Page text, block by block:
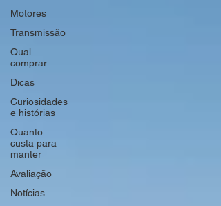
Motores
Transmissão
Qual
comprar
Dicas
Curiosidades
e histórias
Quanto
custa para
manter
Avaliação
Notícias